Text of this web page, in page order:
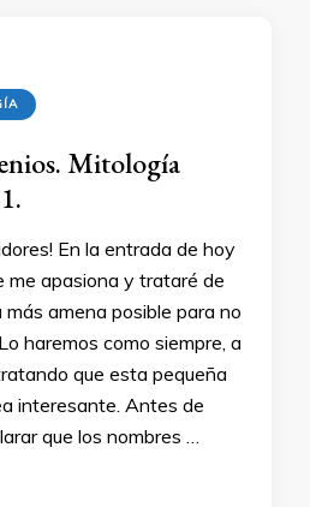
Mitología
En la entrada de hoy
me apasiona y trataré de
amena posible para no
haremos como siempre, a
que esta pequeña
interesante. Antes de
que los nombres …